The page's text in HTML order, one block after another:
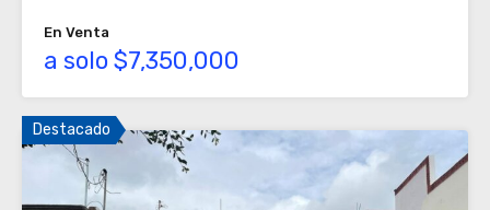
En Venta
a solo $7,350,000
Destacado